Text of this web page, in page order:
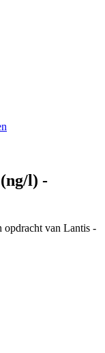
l) -
opdracht van Lantis -